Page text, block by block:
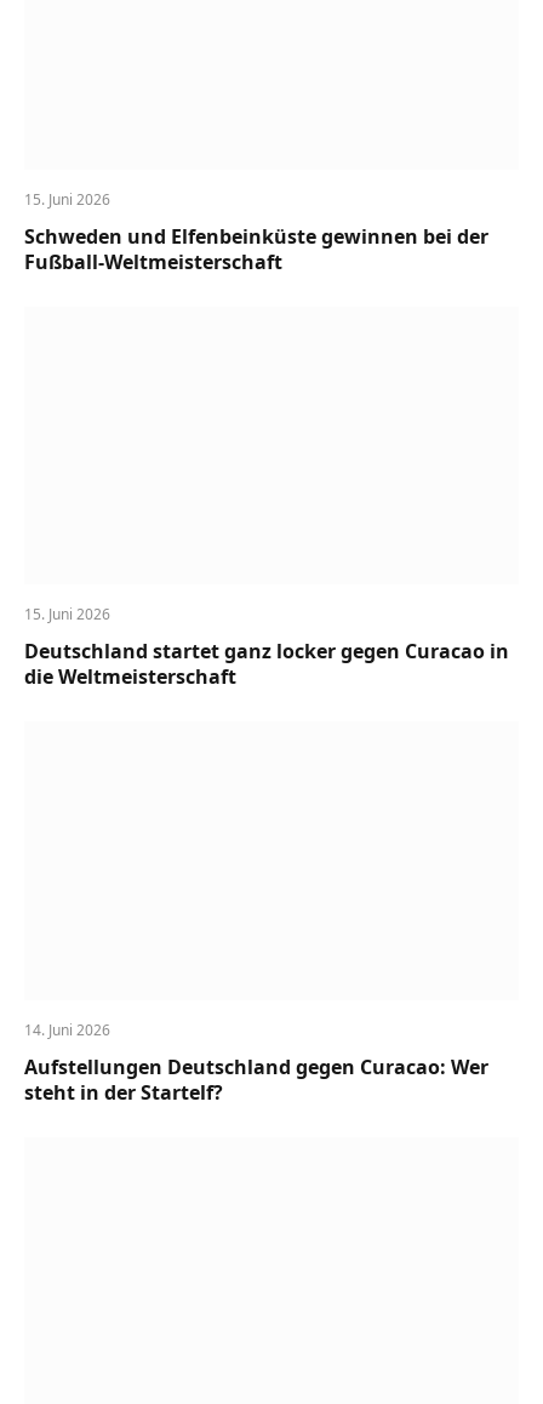
15. Juni 2026
Schweden und Elfenbeinküste gewinnen bei der
Fußball-Weltmeisterschaft
15. Juni 2026
Deutschland startet ganz locker gegen Curacao in
die Weltmeisterschaft
14. Juni 2026
Aufstellungen Deutschland gegen Curacao: Wer
steht in der Startelf?